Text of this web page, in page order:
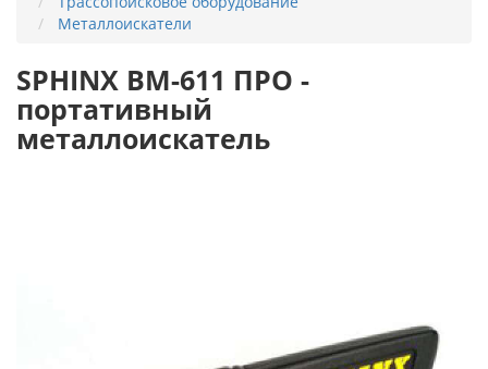
Металлоискатели
SPHINX ВМ-611 ПРО -
портативный
металлоискатель